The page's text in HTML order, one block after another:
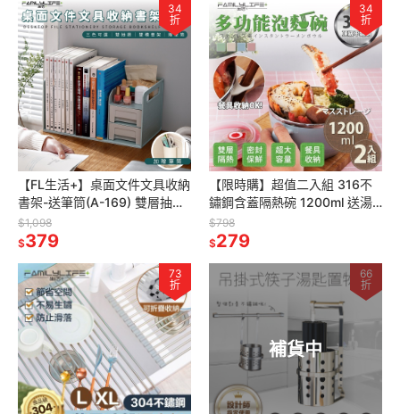
34
折
【FL生活+】桌面文件文具收納
書架-送筆筒(A-169) 雙層抽屜
可當書架 側邊提把移動方便 小
物收納 桌上收納
$1,098
$379
34
折
【限時購】超值二入組 316不
鏽鋼含蓋隔熱碗 1200ml 送湯
叉匙 不鏽鋼餐具 泡麵碗 隔熱碗
$798
$279
73
折
補貨中
66
折